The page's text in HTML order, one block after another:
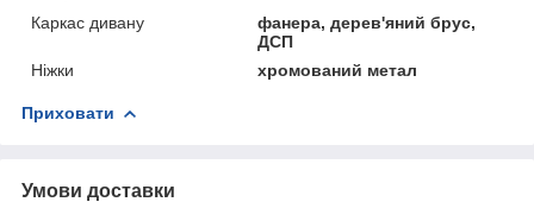
Каркас дивану
фанера, дерев'яний брус,
ДСП
Ніжки
хромований метал
Приховати
Умови доставки